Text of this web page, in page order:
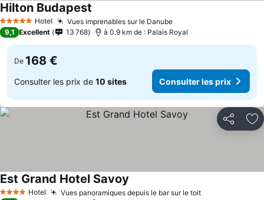
5 Étoiles Hotel Vues imprenables sur le Danube
Hilton Budapest
9,1 Excellent 13 768 à 0.9 km de : Palais Royal
De 168 €
Consulter les prix de 10 sites Consulter les prix
Partager
4 Étoiles Hotel Vues panoramiques depuis le bar sur le toit
Est Grand Hotel Savoy